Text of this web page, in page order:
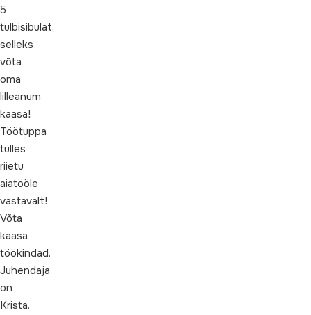
5
tulbisibulat,
selleks
võta
oma
lilleanum
kaasa!
Töötuppa
tulles
riietu
aiatööle
vastavalt!
Võta
kaasa
töökindad.
Juhendaja
on
Krista.